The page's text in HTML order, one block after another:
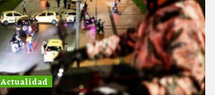
Actualidad